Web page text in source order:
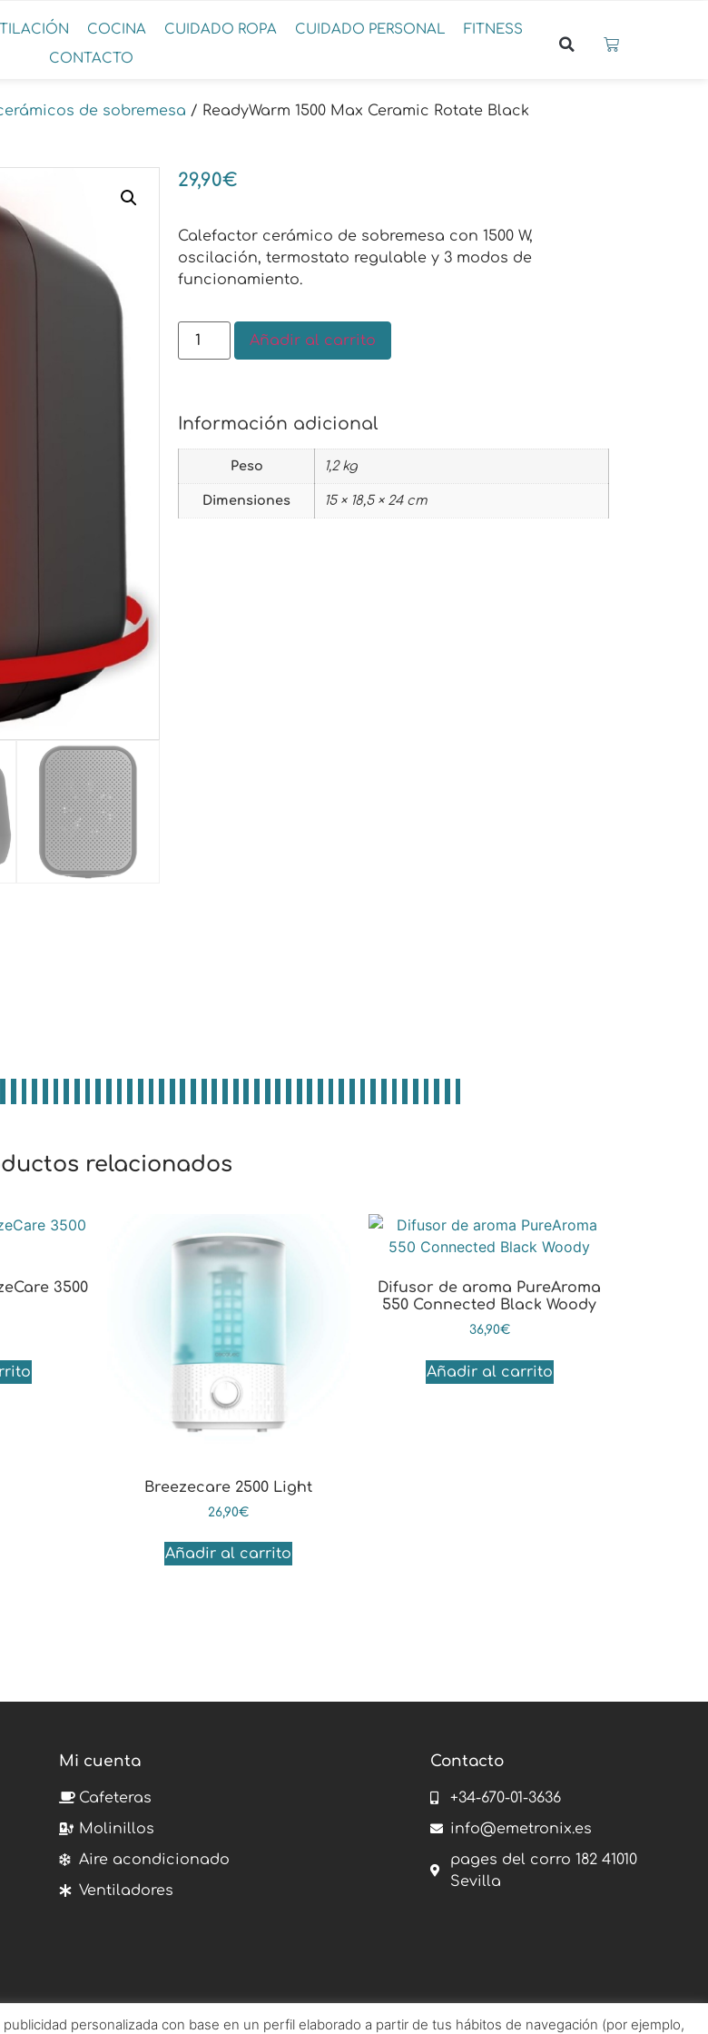
COCINA CUIDADO ROPA CUIDADO PERSONAL
FITNESS
CONTACTO
de sobremesa / ReadyWarm 1500 Max Ceramic Rotate Black
29,90€
Calefactor cerámico de sobremesa con 1500 W,
oscilación, termostato regulable y 3 modos de
funcionamiento.
Añadir al carrito
Información adicional
Peso 1,2 kg
Dimensiones 15 × 18,5 × 24 cm
relacionados
3500
Breezecare 2500 Light
26,90€
Añadir al carrito
Difusor de aroma PureAroma
550 Connected Black Woody
36,90€
Añadir al carrito
Mi cuenta
Cafeteras
Molinillos
Aire acondicionado
Ventiladores
Contacto
+34-670-01-3636
info@emetronix.es
pages del corro 182 41010
Sevilla
personalizada con base en un perfil elaborado a partir de tus hábitos de navegación (por ejemplo,